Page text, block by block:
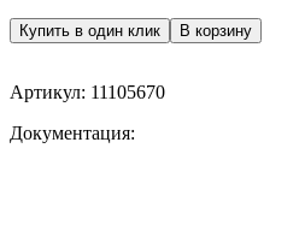
Купить в один клик В корзину
Артикул: 11105670
Документация: